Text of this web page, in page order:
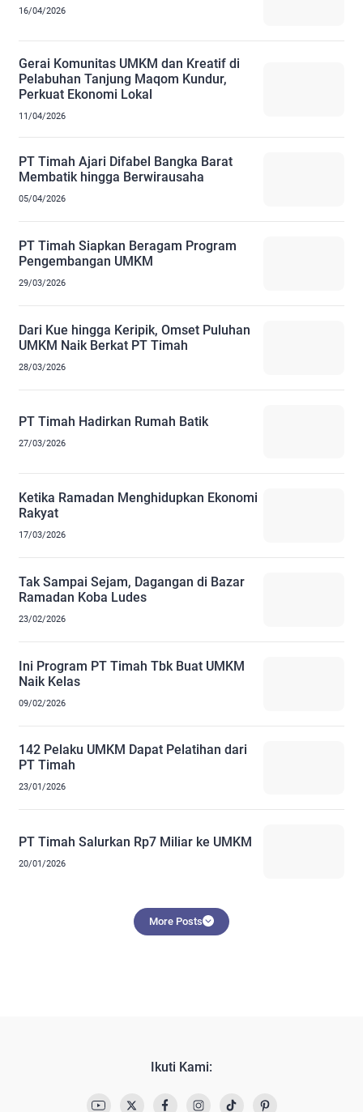
16/04/2026
Gerai Komunitas UMKM dan Kreatif di
Pelabuhan Tanjung Maqom Kundur,
Perkuat Ekonomi Lokal
11/04/2026
PT Timah Ajari Difabel Bangka Barat
Membatik hingga Berwirausaha
05/04/2026
PT Timah Siapkan Beragam Program
Pengembangan UMKM
29/03/2026
Dari Kue hingga Keripik, Omset Puluhan
UMKM Naik Berkat PT Timah
28/03/2026
PT Timah Hadirkan Rumah Batik
27/03/2026
Ketika Ramadan Menghidupkan Ekonomi
Rakyat
17/03/2026
Tak Sampai Sejam, Dagangan di Bazar
Ramadan Koba Ludes
23/02/2026
Ini Program PT Timah Tbk Buat UMKM
Naik Kelas
09/02/2026
142 Pelaku UMKM Dapat Pelatihan dari
PT Timah
23/01/2026
PT Timah Salurkan Rp7 Miliar ke UMKM
20/01/2026
More Posts
Ikuti Kami: